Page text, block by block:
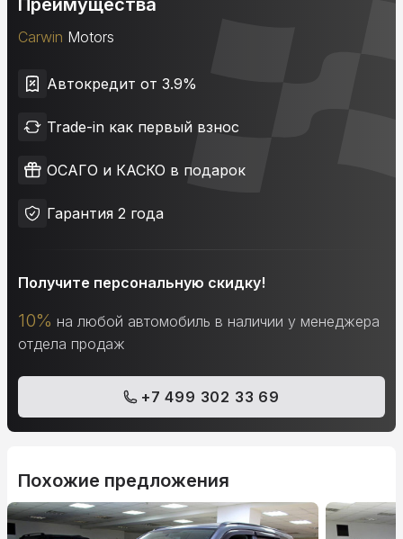
Преимущества
Carwin Motors
Автокредит от 3.9%
Trade-in как первый взнос
ОСАГО и КАСКО в подарок
Гарантия 2 года
Получите персональную скидку!
10% на любой автомобиль в наличии у менеджера
отдела продаж
+7 499 302 33 69
Похожие предложения